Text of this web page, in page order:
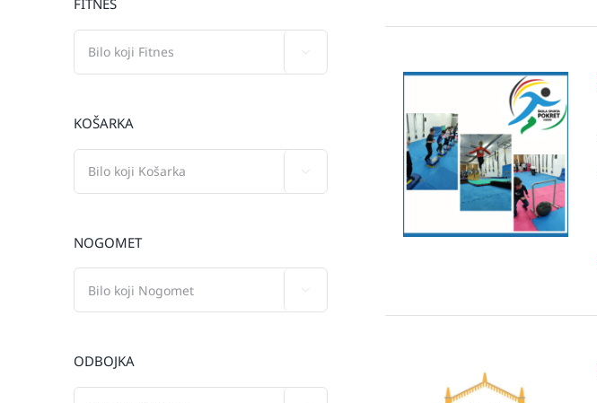
KOŠARKA
NOGOMET
ODBOJKA